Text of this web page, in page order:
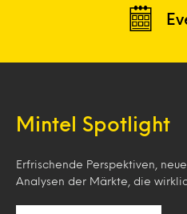
Mintel Spotlight
Erfrischende Perspektiven,
Analysen der Märkte, die